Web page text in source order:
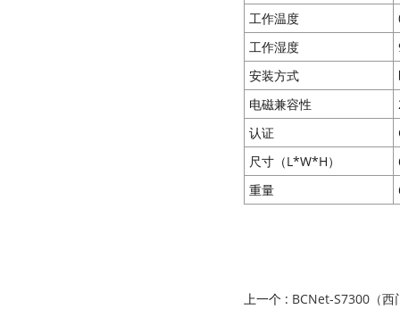
工作温度
工作湿度
安装方式
电磁兼容性
认证
尺寸（L*W*H）
重量
上一个 : BCNet-S7300（西